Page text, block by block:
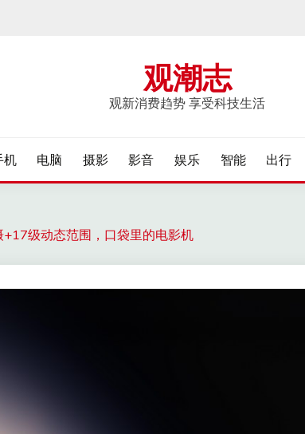
观潮志
观新消费趋势 享受科技生活
机 电脑 摄影 影音 娱乐 智能 出行
级动态范围，口袋里的电影机